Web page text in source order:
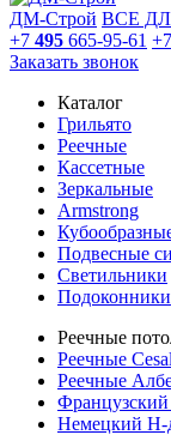
ДМ-Строй ВСЕ
+7 495 665-95-61 +7
Заказать звонок
Каталог
Грильято
Реечные
Кассетные
Зеркальные
Armstrong
Подвесные
Светильники
Подоконники
Реечные
Реечные Cesal
Реечные
Французский
Немецкий H-